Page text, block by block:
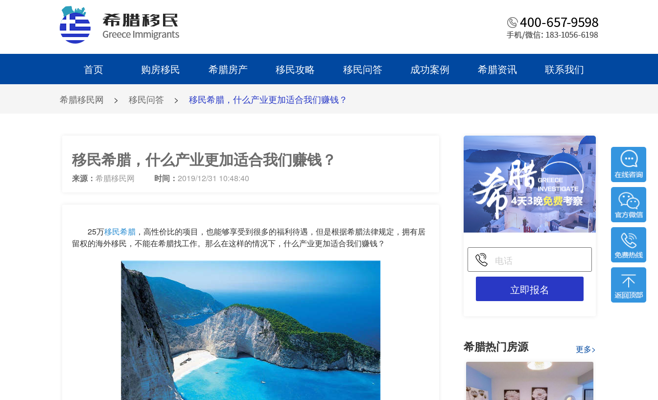
首页 购房移民 希腊房产 移民攻略 移民问答 成功案例 希腊资讯 联系我们
希腊移民网 > 移民问答 > 移民希腊，什么产业更加适合我们赚钱？
移民希腊，什么产业更加适合我们赚钱？
来源： 希腊移民网 时间： 2019/12/31 10:48:40
25万移民希腊 ，高性价比的项目，也能够享受到很多的福利待遇，但是根据希腊法律规定，拥有居
留权的海外移民，不能在希腊找工作。那么在这样的情况下，什么产业更加适合我们赚钱？
立即报名
希腊热门房源 更多>